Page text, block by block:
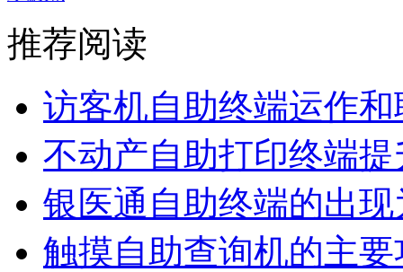
推荐阅读
访客机自助终端运作和
不动产自助打印终端提
银医通自助终端的出现
触摸自助查询机的主要